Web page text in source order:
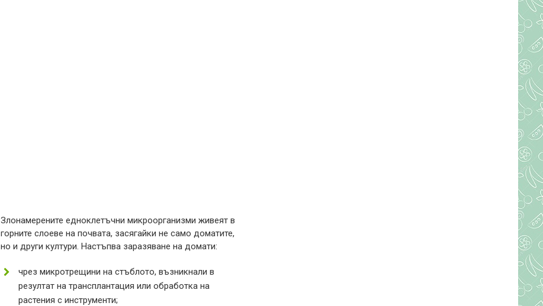
Злонамерените едноклетъчни микроорганизми живеят в
горните слоеве на почвата, засягайки не само доматите,
но и други култури. Настъпва заразяване на домати:
чрез микротрещини на стъблото, възникнали в
резултат на трансплантация или обработка на
растения с инструменти;